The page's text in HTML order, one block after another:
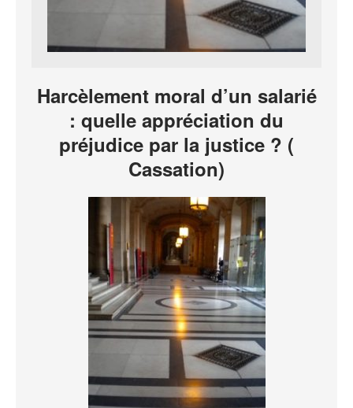
Harcèlement moral d’un salarié
: quelle appréciation du
préjudice par la justice ? (
Cassation)